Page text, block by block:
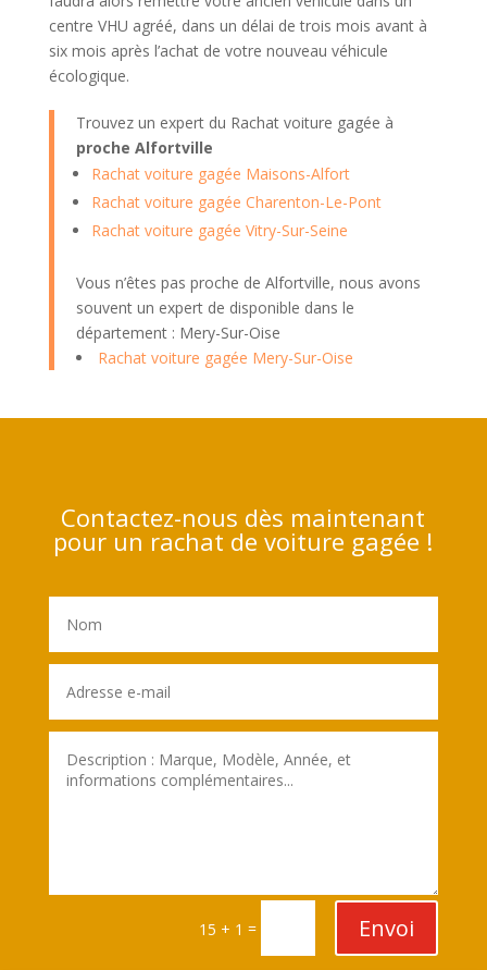
centre VHU agréé, dans un délai de trois mois avant à
six mois après l’achat de votre nouveau véhicule
écologique.
Trouvez un expert du Rachat voiture gagée à
proche Alfortville
Rachat voiture gagée Maisons-Alfort
Rachat voiture gagée Charenton-Le-Pont
Rachat voiture gagée Vitry-Sur-Seine
Vous n’êtes pas proche de Alfortville, nous avons
souvent un expert de disponible dans le
département : Mery-Sur-Oise
Rachat voiture gagée Mery-Sur-Oise
Contactez-nous dès maintenant
pour un rachat de voiture gagée !
15 + 1 = Envoi